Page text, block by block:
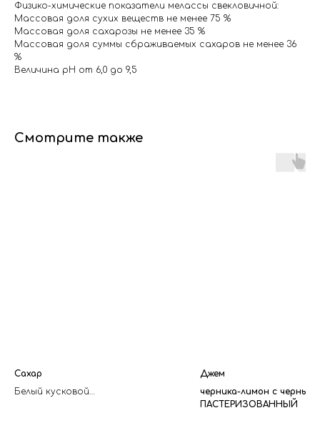
Физико-химические показатели мелассы свекловичной:
Массовая доля сухих веществ не менее 75 %
Массовая доля сахарозы не менее 35 %
Массовая доля суммы сбраживаемых сахаров не менее 36
%
Величина рН от 6,0 до 9,5
Смотрите также
Сахар
Белый кусковой
Джем
черника-лимон с черным
ПАСТЕРИЗОВАННЫЙ